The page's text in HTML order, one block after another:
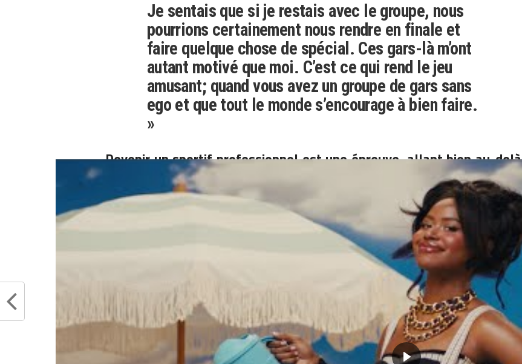
Je sentais que si je restais avec le groupe, nous
pourrions certainement nous rendre en finale et
faire quelque chose de spécial. Ces gars-là m’ont
autant motivé que moi. C’est ce qui rend le jeu
amusant; quand vous avez un groupe de gars sans
ego et que tout le monde s’encourage à bien faire.
»
Devenir un sportif professionnel est une épreuve, allant bien au-delà
d’être talentueux. La pression est permanente et peut venir de
n’importe où. Combien de joueurs avons-nous vu sombrer après leur
carrière ? Il ne faut pas oublier que malgré leurs aptitudes, ils restent
des hommes et des femmes comme les autres.
Partager :